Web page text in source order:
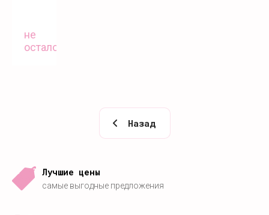
не
осталось
Назад
Лучшие цены
самые выгодные предложения